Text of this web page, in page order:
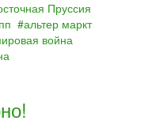
Пруссия
альтер маркт
война